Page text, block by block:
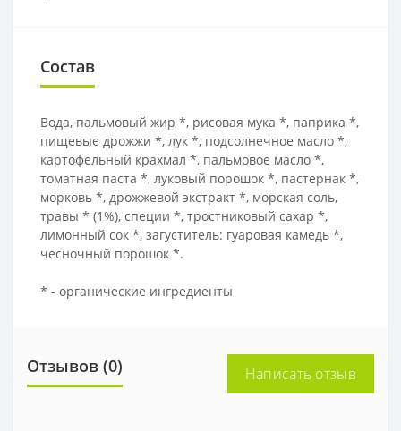
Состав
Вода, пальмовый жир *, рисовая мука *, паприка *,
пищевые дрожжи *, лук *, подсолнечное масло *,
картофельный крахмал *, пальмовое масло *,
томатная паста *, луковый порошок *, пастернак *,
морковь *, дрожжевой экстракт *, морская соль,
травы * (1%), специи *, тростниковый сахар *,
лимонный сок *, загуститель: гуаровая камедь *,
чесночный порошок *.
* - органические ингредиенты
Отзывов (0) Написать отзыв